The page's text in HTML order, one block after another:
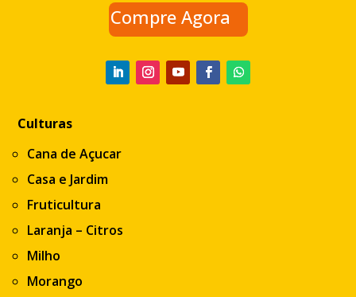
Compre Agora
Culturas
Cana de Açucar
Casa e Jardim
Fruticultura
Laranja – Citros
Milho
Morango